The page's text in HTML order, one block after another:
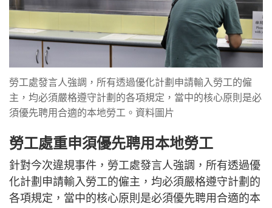
勞工處發言人強調，所有透過優化計劃申請輸入勞工的僱
主，均必須嚴格遵守計劃的各項規定，當中的核心原則是必
須優先聘用合適的本地勞工。資料圖片
勞工處重申須優先聘用本地勞工
針對今次違規事件，勞工處發言人強調，所有透過優
化計劃申請輸入勞工的僱主，均必須嚴格遵守計劃的
各項規定，當中的核心原則是必須優先聘用合適的本